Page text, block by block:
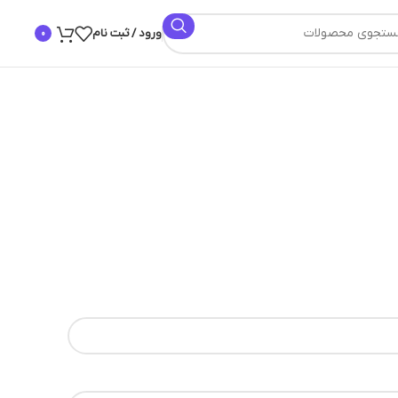
ورود / ثبت نام 0